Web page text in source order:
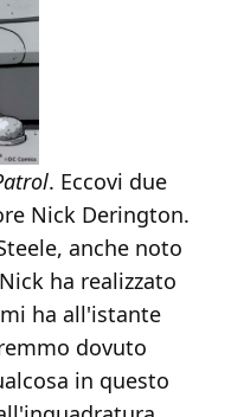
. Eccovi due
Nick Derington.
anche noto
ha realizzato
ha all'istante
dovuto
in questo